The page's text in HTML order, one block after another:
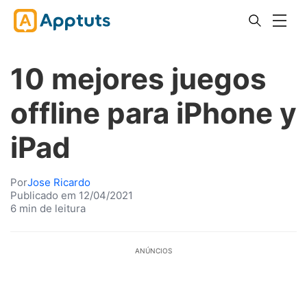
10 mejores juegos
offline para iPhone y
iPad
PorJose Ricardo
Publicado em 12/04/2021
6 min de leitura
ANÚNCIOS